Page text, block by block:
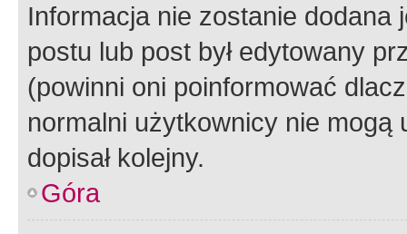
Informacja nie zostanie dodana
postu lub post był edytowany
(powinni oni poinformować
normalni użytkownicy nie
dopisał kolejny.
Góra